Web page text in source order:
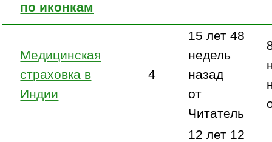
Медицинская
страховка в
Индии
4
15 лет 48
недель
назад
от
Читатель
12 лет 12